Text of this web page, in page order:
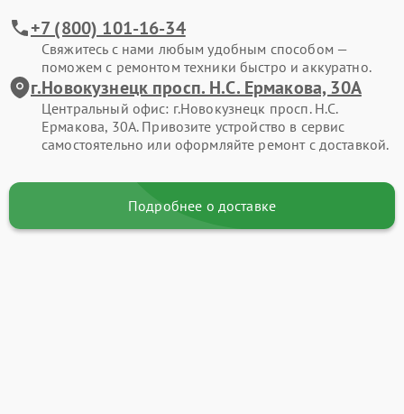
+7 (800) 101-16-34
Свяжитесь с нами любым удобным способом —
поможем с ремонтом техники быстро и аккуратно.
г.Новокузнецк просп. Н.С. Ермакова, 30А
Центральный офис: г.Новокузнецк просп. Н.С.
Ермакова, 30А. Привозите устройство в сервис
самостоятельно или оформляйте ремонт с доставкой.
Подробнее о доставке